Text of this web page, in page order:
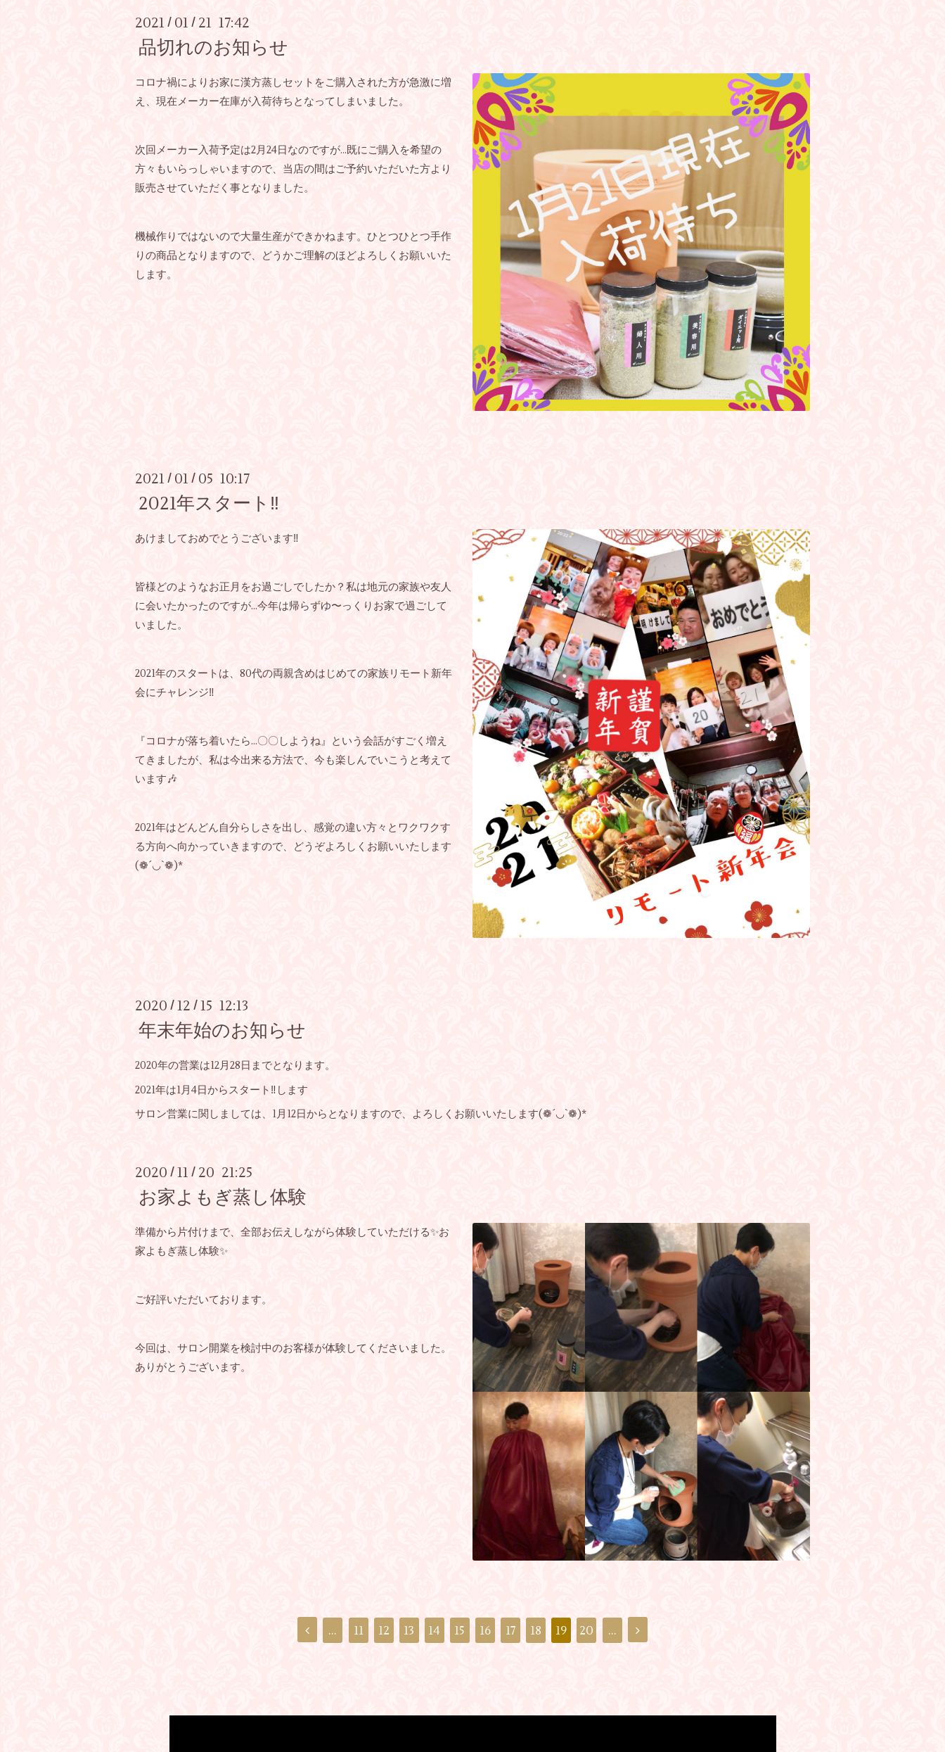
2021 / 01 / 21 17:42
品切れのお知らせ
コロナ禍によりお家に漢方蒸しセットをご購入された方が急激に増
え、現在メーカー在庫が入荷待ちとなってしまいました。
次回メーカー入荷予定は2月24日なのですが…既にご購入を希望の
方々もいらっしゃいますので、当店の間はご予約いただいた方より
販売させていただく事となりました。
機械作りではないので大量生産ができかねます。ひとつひとつ手作
りの商品となりますので、どうかご理解のほどよろしくお願いいた
します。
2021 / 01 / 05 10:17
2021年スタート‼︎
あけましておめでとうございます‼︎
皆様どのようなお正月をお過ごしでしたか？私は地元の家族や友人
に会いたかったのですが…今年は帰らずゆ〜っくりお家で過ごして
いました。
2021年のスタートは、80代の両親含めはじめての家族リモート新年
会にチャレンジ‼︎
『コロナが落ち着いたら…〇〇しようね』という会話がすごく増え
てきましたが、私は今出来る方法で、今も楽しんでいこうと考えて
います🎶
2021年はどんどん自分らしさを出し、感覚の違い方々とワクワクす
る方向へ向かっていきますので、どうぞよろしくお願いいたします
(❁´◡`❁)*
2020 / 12 / 15 12:13
年末年始のお知らせ
2020年の営業は12月28日までとなります。
2021年は1月4日からスタート‼︎します
サロン営業に関しましては、1月12日からとなりますので、よろしくお願いいたします(❁´◡`❁)*
2020 / 11 / 20 21:25
お家よもぎ蒸し体験
準備から片付けまで、全部お伝えしながら体験していただける✨お
家よもぎ蒸し体験✨
ご好評いただいております。
今回は、サロン開業を検討中のお客様が体験してくださいました。
ありがとうございます。
... 11 12 13 14 15 16 17 18 19 20 ...